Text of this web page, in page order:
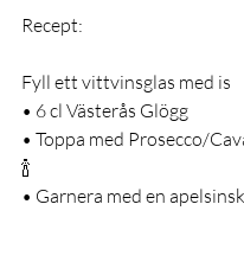
Recept:
Fyll ett vittvinsglas med is
• 6 cl Västerås Glögg
• Toppa med Prosecco/
🍾
• Garnera med en